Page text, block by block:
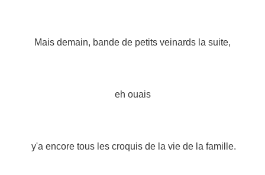
Mais demain, bande de petits veinards la suite,
eh ouais
y'a encore tous les croquis de la vie de la famille.